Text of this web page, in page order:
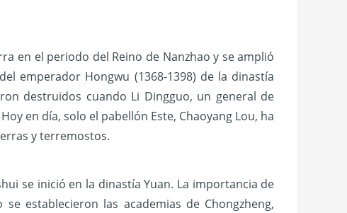
en el periodo del Reino de Nanzhao y se amplió
emperador Hongwu (1368-1398) de la dinastía
destruidos cuando Li Dingguo, un general de
en día, solo el pabellón Este, Chaoyang Lou, ha
y terremostos.
se inició en la dinastía Yuan. La importancia de
establecieron las academias de Chongzheng,